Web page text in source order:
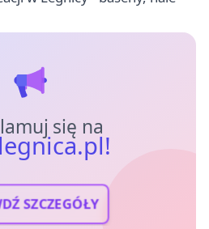
się na
SZCZEGÓŁY